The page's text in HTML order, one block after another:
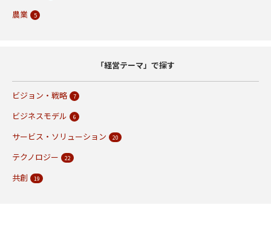
農業 5
「経営テーマ」で探す
ビジョン・戦略 7
ビジネスモデル 6
サービス・ソリューション 20
テクノロジー 22
共創 19